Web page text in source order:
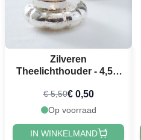
Zilveren
Theelichthouder - 4,5 x
€ 5,50€ 0,50
Op voorraad
IN WINKELMAND